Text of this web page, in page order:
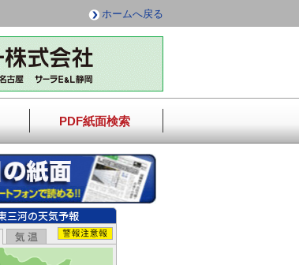
ホームへ戻る
PDF紙面検索